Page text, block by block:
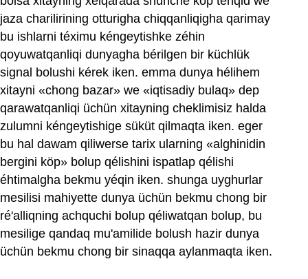
jaza charilirining otturigha chiqqanliqigha qarimay
bu ishlarni téximu kéngeytishke zéhin
qoyuwatqanliqi dunyagha bérilgen bir küchlük
signal bolushi kérek iken. emma dunya hélihem
xitayni «chong bazar» we «iqtisadiy bulaq» dep
qarawatqanliqi üchün xitayning cheklimisiz halda
zulumni kéngeytishige süküt qilmaqta iken. eger
bu hal dawam qiliwerse tarix ularning «alghinidin
bergini köp» bolup qélishini ispatlap qélishi
éhtimalgha bekmu yéqin iken. shunga uyghurlar
mesilisi mahiyette dunya üchün bekmu chong bir
ré'alliqning achquchi bolup qéliwatqan bolup, bu
mesilige qandaq mu'amilide bolush hazir dunya
üchün bekmu chong bir sinaqqa aylanmaqta iken.